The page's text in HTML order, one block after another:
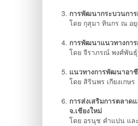
การพัฒนากระบวนกา
โดย กุสุมา ทินกร ณ อ
การพัฒนาแนวทางกา
โดย จีราภรณ์ พงศ์พัน
แนวทางการพัฒนาอาชี
โดย สิรินพร เกียงเกษร
การส่งเสริมการตลา
จ.เชียงใหม่
โดย อรนุช คำแปน แล